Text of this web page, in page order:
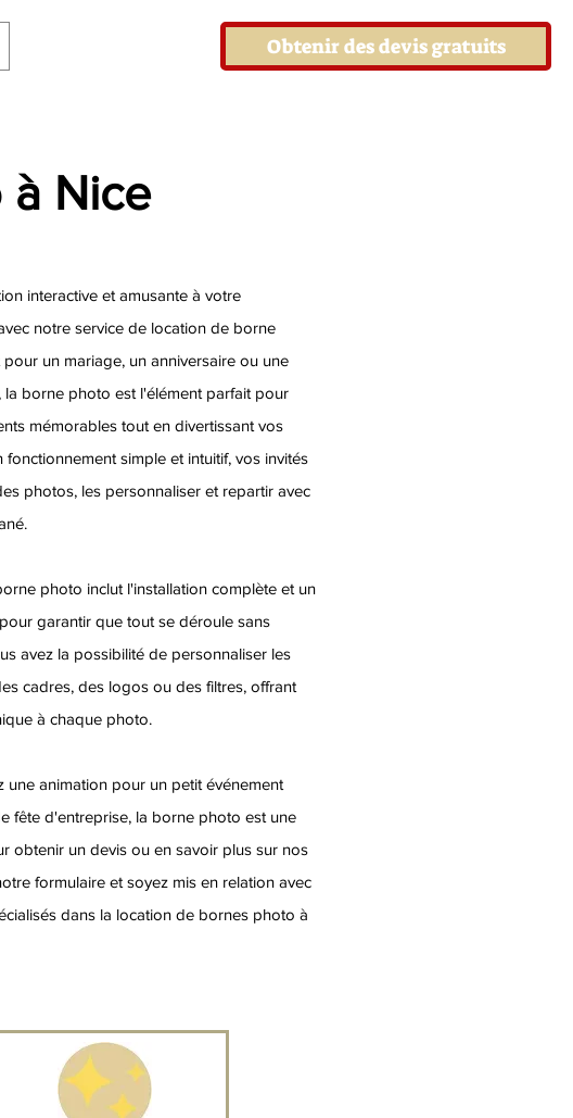
Obtenir des devis gratuits
à Nice
interactive et amusante à votre
notre service de location de borne
un mariage, un anniversaire ou une
la borne photo est l'élément parfait pour
mémorables tout en divertissant vos
fonctionnement simple et intuitif, vos invités
photos, les personnaliser et repartir avec
photo inclut l'installation complète et un
garantir que tout se déroule sans
avez la possibilité de personnaliser les
cadres, des logos ou des filtres, offrant
à chaque photo.
une animation pour un petit événement
fête d'entreprise, la borne photo est une
obtenir un devis ou en savoir plus sur nos
formulaire et soyez mis en relation avec
dans la location de bornes photo à